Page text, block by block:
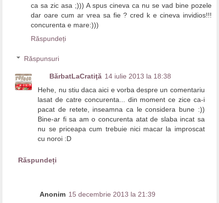
ca sa zic asa ;))) A spus cineva ca nu se vad bine pozele
dar oare cum ar vrea sa fie ? cred k e cineva invidios!!!
concurenta e mare:)))
Răspundeți
Răspunsuri
BărbatLaCratiţă 14 iulie 2013 la 18:38
Hehe, nu stiu daca aici e vorba despre un comentariu
lasat de catre concurenta... din moment ce zice ca-i
pacat de retete, inseamna ca le considera bune :))
Bine-ar fi sa am o concurenta atat de slaba incat sa
nu se priceapa cum trebuie nici macar la improscat
cu noroi :D
Răspundeți
Anonim 15 decembrie 2013 la 21:39